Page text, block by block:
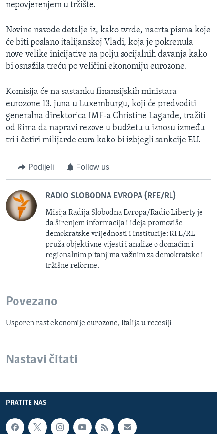
nepovjerenjem u tržište.
Novine navode detalje iz, kako tvrde, nacrta pisma koje
će biti poslano italijanskoj Vladi, koja je pokrenula
nove velike inicijative na polju socijalnih davanja kako
bi osnažila treću po veličini ekonomiju eurozone.
Komisija će na sastanku finansijskih ministara
eurozone 13. juna u Luxemburgu, koji će predvoditi
generalna direktorica IMF-a Christine Lagarde, tražiti
od Rima da napravi rezove u budžetu u iznosu između
tri i četiri milijarde eura kako bi izbjegli sankcije EU.
Podijeli Follow us
RADIO SLOBODNA EVROPA (RFE/RL)
Misija Radija Slobodna Evropa/Radio Liberty je
da širenjem informacija i ideja promoviše
demokratske vrijednosti i institucije: RFE/RL
pruža objektivne vijesti i analize o domaćim i
regionalnim pitanjima važnim za demokratske i
tržišne reforme.
Povezano
Usporen rast ekonomije eurozone, Italija u recesiji
Nastavi čitati
PRATITE NAS